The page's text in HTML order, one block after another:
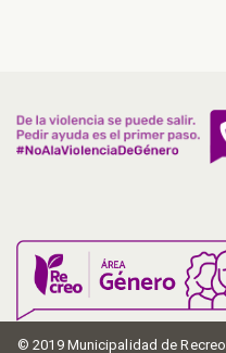
© 2019 Municipalidad de Recreo